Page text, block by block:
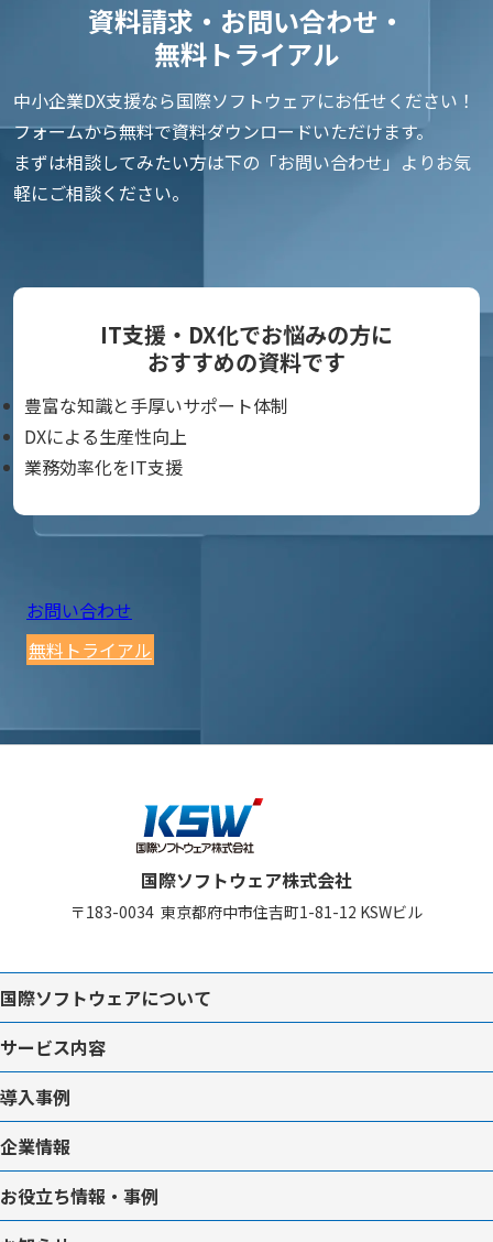
資料請求・お問い合わせ・
無料トライアル
中小企業DX支援なら国際ソフトウェアにお任せください！
フォームから無料で資料ダウンロードいただけます。
まずは相談してみたい方は下の「お問い合わせ」よりお気
軽にご相談ください。
IT支援・DX化でお悩みの方に
おすすめの資料です
豊富な知識と手厚いサポート体制
DXによる生産性向上
業務効率化をIT支援
お問い合わせ
無料トライアル
国際ソフトウェア株式会社
〒183-0034 東京都府中市住吉町1-81-12 KSWビル
国際ソフトウェアについて
サービス内容
導入事例
企業情報
お役立ち情報・事例